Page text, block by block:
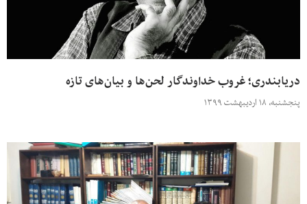
دریابندری؛ غروب خداوندگار لحن‌ها و بیان‌های تازه
پنجشنبه، ۱۸ اردیبهشت ۱۳۹۹